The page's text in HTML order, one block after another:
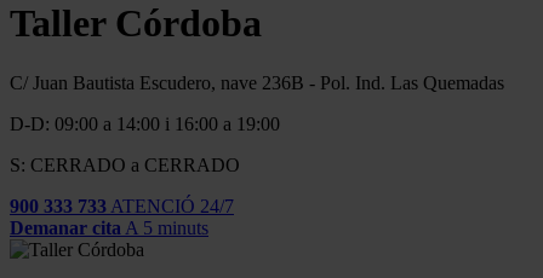
Taller Córdoba
C/ Juan Bautista Escudero, nave 236B - Pol. Ind. Las Quemadas
D-D: 09:00 a 14:00 i 16:00 a 19:00
S: CERRADO a CERRADO
900 333 733 ATENCIÓ 24/7
Demanar cita A 5 minuts